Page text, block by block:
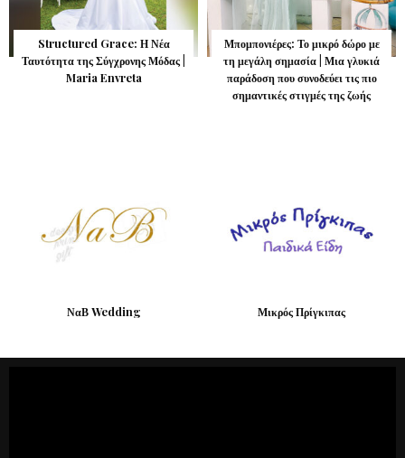
Structured Grace: Η Νέα
Ταυτότητα της Σύγχρονης Μόδας |
Maria Envreta
Μπομπονιέρες: Το μικρό δώρο με
τη μεγάλη σημασία | Μια γλυκιά
παράδοση που συνοδεύει τις πιο
σημαντικές στιγμές της ζωής
ΝαΒ Wedding Μικρός Πρίγκιπας